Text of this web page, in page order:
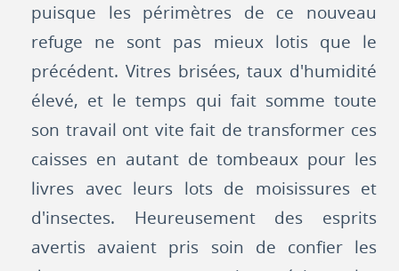
puisque les périmètres de ce nouveau
refuge ne sont pas mieux lotis que le
précédent. Vitres brisées, taux d'humidité
élevé, et le temps qui fait somme toute
son travail ont vite fait de transformer ces
caisses en autant de tombeaux pour les
livres avec leurs lots de moisissures et
d'insectes. Heureusement des esprits
avertis avaient pris soin de confier les